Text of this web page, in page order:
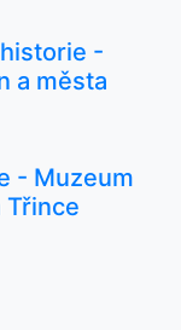
-
a města
- Muzeum
Třince